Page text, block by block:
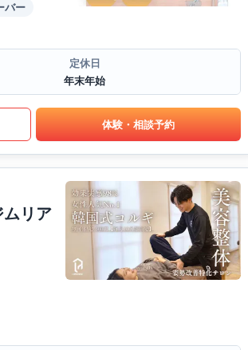
バー
定休日
年末年始
体験・相談予約
リア